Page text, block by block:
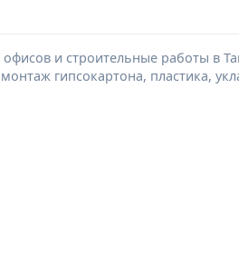
и строительные работы в
гипсокартона, пластика,